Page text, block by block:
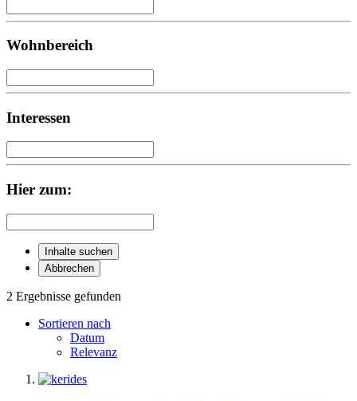
Wohnbereich
Interessen
Hier zum:
Inhalte suchen
Abbrechen
2 Ergebnisse gefunden
Sortieren nach
Datum
Relevanz